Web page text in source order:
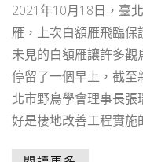
2021年10月18日，臺
雁，上次白額雁飛臨
未見的白額雁讓許多
停留了一個早上，截至
北市野鳥學會理事長
好是棲地改善工程實施